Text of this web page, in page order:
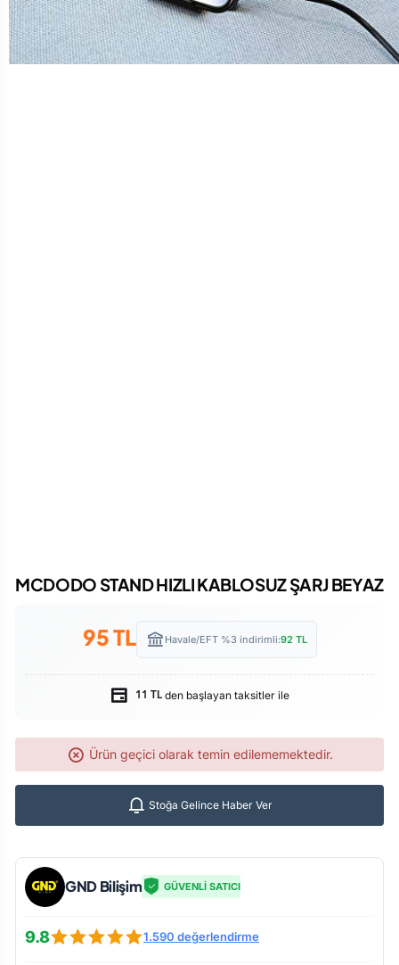
MCDODO STAND HIZLI KABLOSUZ ŞARJ BEYAZ
95TL Havale/EFT %3 indirimli:92 TL
11 TL den başlayan taksitler ile
Ürün geçici olarak temin edilememektedir.
Stoğa Gelince Haber Ver
GND Bilişim GÜVENLİ SATICI
9.8 1.590 değerlendirme